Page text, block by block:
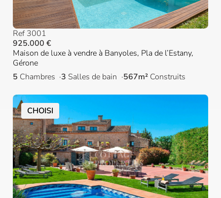
Ref 3001
925.000 €
Maison de luxe à vendre à Banyoles, Pla de l’Estany,
Gérone
5 Chambres 3 Salles de bain 567m² Construits
CHOISI